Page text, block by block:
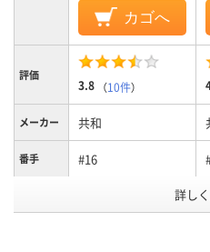
カゴへ
評価
3.8 （10件）
メーカー 共和
番手 #16
ループ
詳し